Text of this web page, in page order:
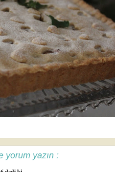
yorum yazın :